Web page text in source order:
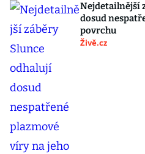
Nejdetailnější
dosud
povrchu
Živě.cz